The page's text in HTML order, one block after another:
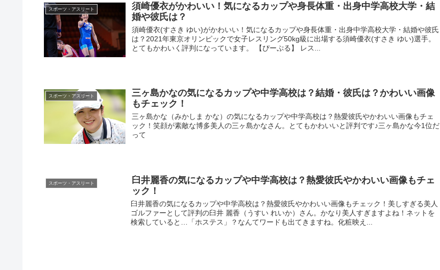
スポーツ・アスリート
須崎優衣がかわいい！気になるカップや身長体重・出身中学高校大学・結
婚や彼氏は？
須崎優衣(すさき ゆい)がかわいい！気になるカップや身長体重・出身中学高校大学・結婚や彼氏
は？2021年東京オリンピックで女子レスリング50kg級に出場する須崎優衣(すさき ゆい)選手。
とてもかわいく評判になっています。 【ぴーぷる】 レス...
スポーツ・アスリート
三ヶ島かなの気になるカップや中学高校は？結婚・彼氏は？かわいい画像
もチェック！
三ヶ島かな（みかしま かな）の気になるカップや中学高校は？熱愛彼氏やかわいい画像もチェ
ック！笑顔が素敵な博多美人の三ヶ島かなさん。とてもかわいいと評判です♪三ヶ島かな今1位だ
って
スポーツ・アスリート
臼井麗香の気になるカップや中学高校は？熱愛彼氏やかわいい画像もチェ
ック！
臼井麗香の気になるカップや中学高校は？熱愛彼氏やかわいい画像もチェック！美しすぎる美人
ゴルファーとして評判の臼井 麗香（うすい れいか）さん。かなり美人すぎますよね！ネットを
検索していると…「ホステス」？なんてワードも出てきますね。化粧映え...